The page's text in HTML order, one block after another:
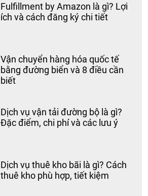
Fulfillment by Amazon là gì? Lợi
ích và cách đăng ký chi tiết
Vận chuyển hàng hóa quốc tế
bằng đường biển và 8 điều cần
biết
Dịch vụ vận tải đường bộ là gì?
Đặc điểm, chi phí và các lưu ý
Dịch vụ thuê kho bãi là gì? Cách
thuê kho phù hợp, tiết kiệm